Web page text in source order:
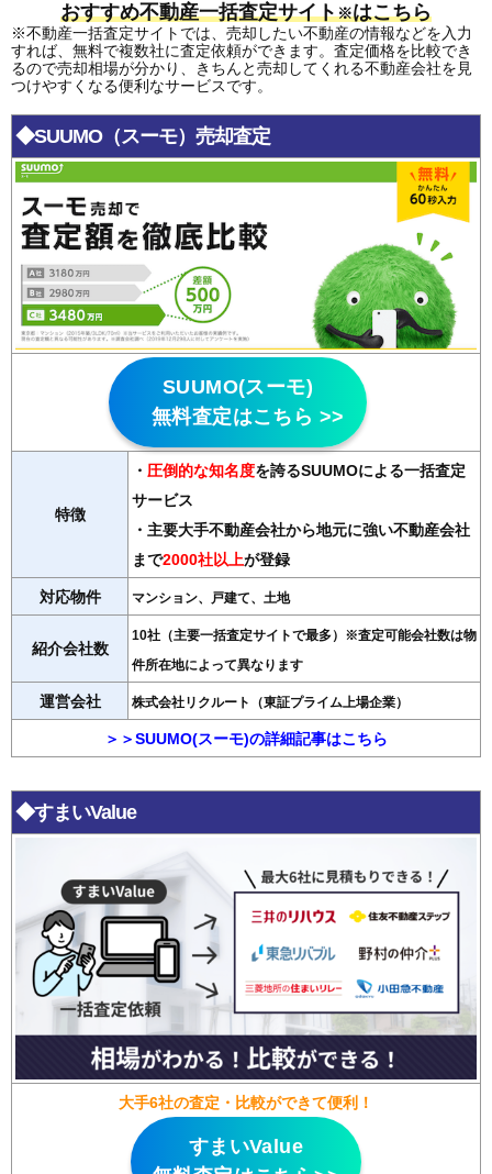
おすすめ不動産一括査定サイト※はこちら
※不動産一括査定サイトでは、売却したい不動産の情報などを入力
すれば、無料で複数社に査定依頼ができます。査定価格を比較でき
るので売却相場が分かり、きちんと売却してくれる不動産会社を見
つけやすくなる便利なサービスです。
◆SUUMO（スーモ）売却査定
SUUMO(スーモ)
無料査定はこちら >>
特徴
・ 圧倒的な知名度を誇るSUUMOによる一括査定
サービス
・主要大手不動産会社から地元に強い不動産会社
まで2000社以上が登録
対応物件 マンション、戸建て、土地
紹介会社数
10社（主要一括査定サイトで最多）※査定可能会社数は物
件所在地によって異なります
運営会社 株式会社リクルート（東証プライム上場企業）
＞＞SUUMO(スーモ)の詳細記事はこちら
◆すまいValue
大手6社の査定・比較ができて便利！
すまいValue